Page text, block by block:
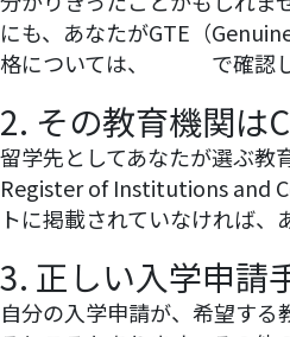
にも、あなたがGTE（
格については、
で確認
2. その教育機関は
留学先としてあなたが選ぶ教
Register of Institutions and
トに掲載されていなければ、
3. 正しい入学申請
自分の入学申請が、希望す